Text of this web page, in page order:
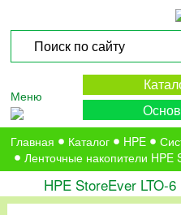
Меню
Главная Каталог HPE
Ленточные накопители HPE
HPE StoreEver LTO-